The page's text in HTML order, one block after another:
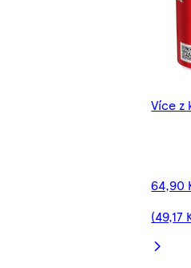
Více z
64,90
(49,17